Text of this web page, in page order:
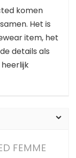
komen
Het is
item, het
details als
FEMME